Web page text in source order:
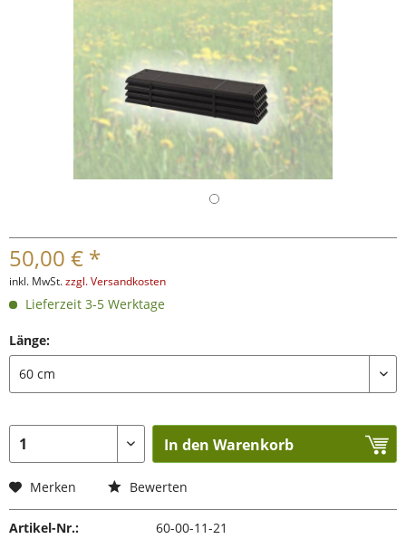
50,00 € *
inkl. MwSt.zzgl. Versandkosten
Lieferzeit 3-5 Werktage
Länge:
In den Warenkorb
Merken Bewerten
Artikel-Nr.:
60-00-11-21